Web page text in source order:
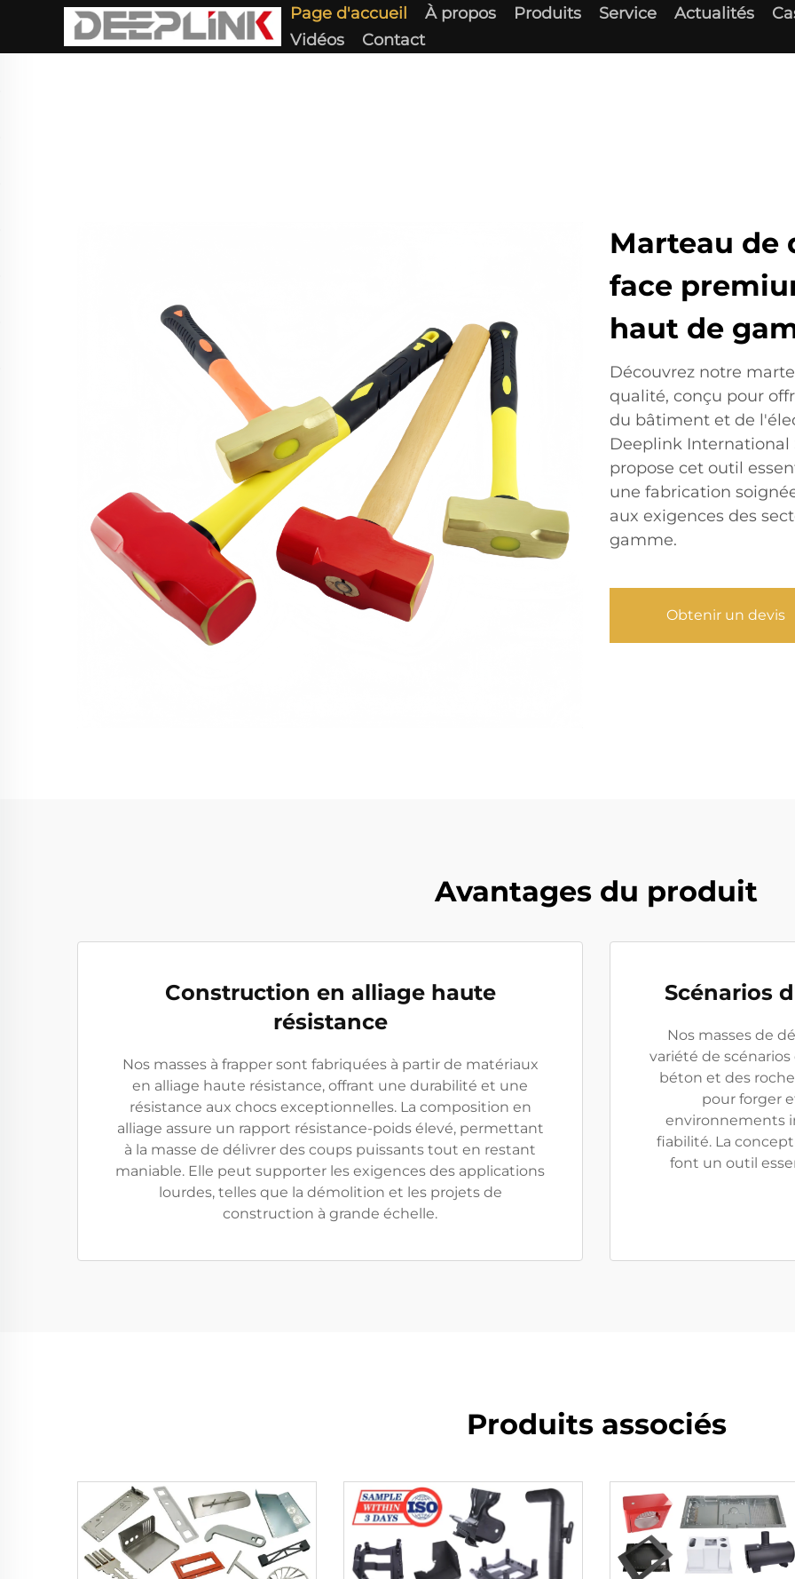
Page d'accueil À propos Produits Service Actualités
Vidéos
Contact
Marteau de
face
haut de
Découvrez notre
qualité, conçu pour
du bâtiment et de
Deeplink
propose cet outil
une fabrication
aux exigences des
gamme.
Obtenir un devis
Avantages du produit
Construction en alliage haute
résistance
Nos masses à frapper sont fabriquées à partir de matériaux
en alliage haute résistance, offrant une durabilité et une
résistance aux chocs exceptionnelles. La composition en
alliage assure un rapport résistance-poids élevé, permettant
à la masse de délivrer des coups puissants tout en restant
maniable. Elle peut supporter les exigences des applications
lourdes, telles que la démolition et les projets de
construction à grande échelle.
Scénarios
Nos masses de
variété de
béton et des
pour forger
environnements
fiabilité. La
font un outil
Produits associés